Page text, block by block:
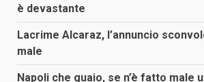
è devastante
Lacrime Alcaraz, l’annuncio
male
Napoli che guaio, se n’è fatto male